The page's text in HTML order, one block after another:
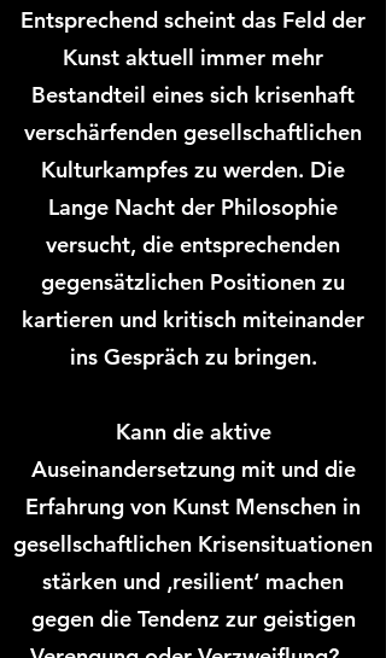
Entsprechend scheint das Feld der
Kunst aktuell immer mehr
Bestandteil eines sich krisenhaft
verschärfenden gesellschaftlichen
Kulturkampfes zu werden. Die
Lange Nacht der Philosophie
versucht, die entsprechenden
gegensätzlichen Positionen zu
kartieren und kritisch miteinander
ins Gespräch zu bringen.
Kann die aktive
Auseinandersetzung mit und die
Erfahrung von Kunst Menschen in
gesellschaftlichen Krisensituationen
stärken und ‚resilient‘ machen
gegen die Tendenz zur geistigen